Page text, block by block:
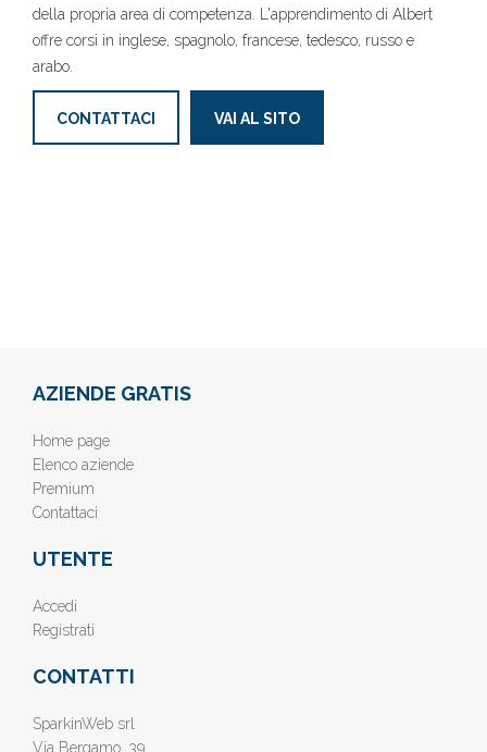
della propria area di competenza. L'apprendimento di Albert
offre corsi in inglese, spagnolo, francese, tedesco, russo e
arabo.
CONTATTACI VAI AL SITO
AZIENDE GRATIS
Home page
Elenco aziende
Premium
Contattaci
UTENTE
Accedi
Registrati
CONTATTI
SparkinWeb srl
Via Bergamo, 39